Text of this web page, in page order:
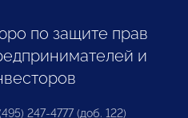
по защите прав
и
247-4777 (доб. 122)